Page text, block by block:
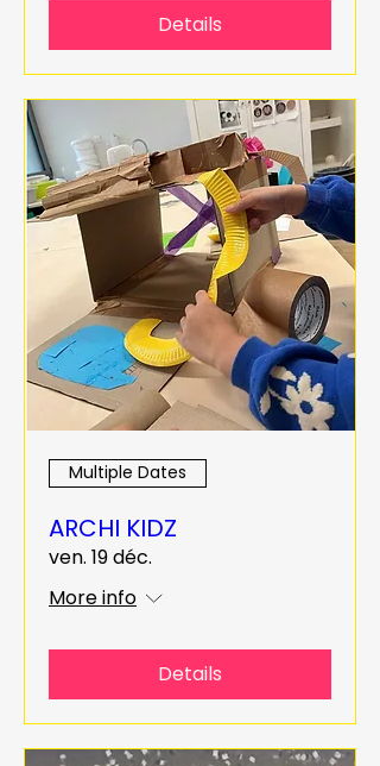
Details
Multiple Dates
ARCHI KIDZ
ven. 19 déc.
More info
Details